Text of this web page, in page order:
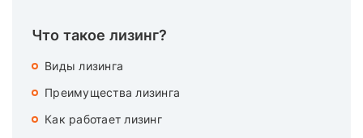
Что такое лизинг?
Виды лизинга
Преимущества лизинга
Как работает лизинг